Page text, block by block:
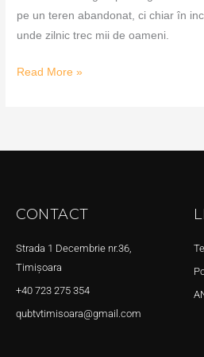
pe un teren abandonat, ci chiar în
unde zilnic trec mii de oameni.
Read More »
CONTACT
Strada 1 Decembrie nr.36,
Timișoara
+40 723 275 354
qubtvtimisoara@gmail.com